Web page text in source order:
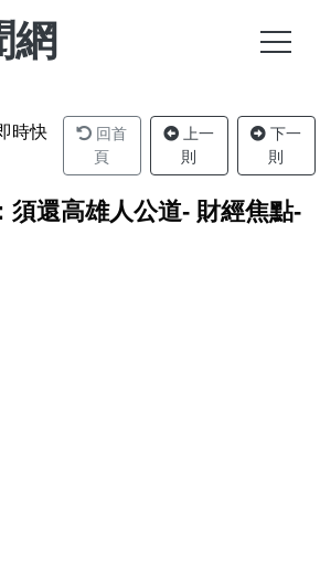
網
時快
回首
頁
上一
則
下一
則
須還高雄人公道- 財經焦點-